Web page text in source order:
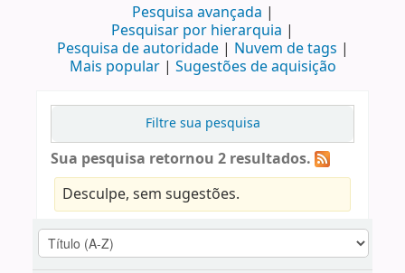
Pesquisa avançada
Pesquisar por hierarquia
Pesquisa de autoridade
Nuvem de tags
Mais popular
Sugestões de aquisição
Filtre sua pesquisa
Sua pesquisa retornou 2 resultados.
Desculpe, sem sugestões.